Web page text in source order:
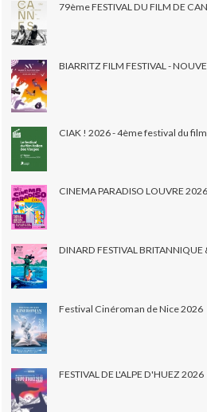
79ème FESTIVAL DU FILM DE
BIARRITZ FILM FESTIVAL -
CIAK ! 2026 - 4ème festival du
CINEMA PARADISO LOUVRE 2026
DINARD FESTIVAL
Festival Cinéroman de Nice 2026
FESTIVAL DE L'ALPE D'HUEZ 2026